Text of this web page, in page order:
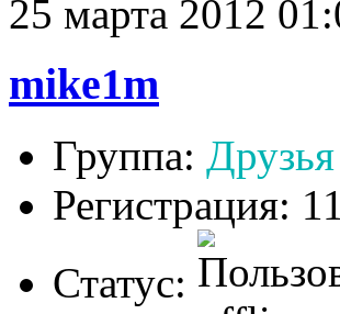
25 марта 2012
mike1m
Группа:
Регистрация:
Статус: